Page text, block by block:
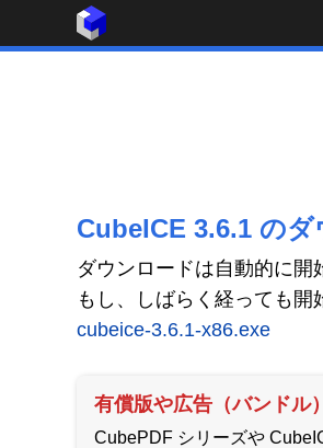
CubeICE 3.6.1 のダ
ダウンロードは自動的に開
もし、しばらく経っても開
cubeice-3.6.1-x86.exe
有償版や広告（バンドル
CubePDF シリーズや